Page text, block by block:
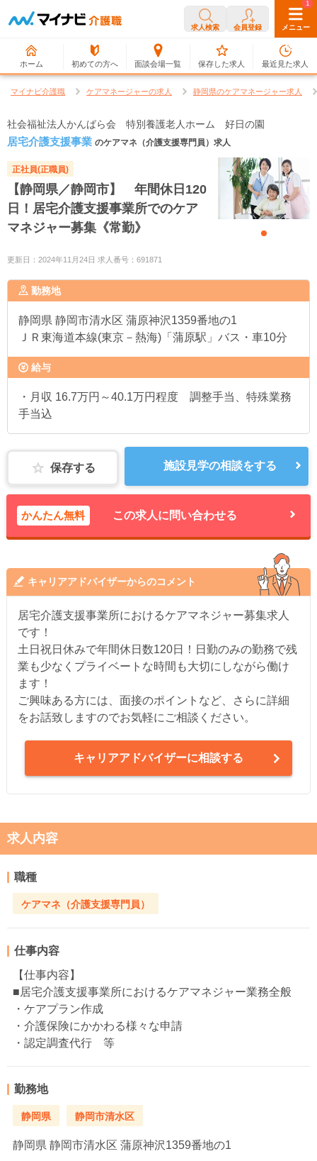
求人検索 会員登録 メニュー
ホーム 初めての方へ 面談会場一覧
0
保存した求人
1
最近見た求人
マイナビ介護職 ケアマネージャーの求人 静岡県のケアマネージャー求人
社会福祉法人かんばら会 特別養護老人ホーム 好日の園
居宅介護支援事業 のケアマネ（介護支援専門員）求人
正社員(正職員)
【静岡県／静岡市】 年間休日120
日！居宅介護支援事業所でのケア
マネジャー募集《常勤》
更新日：2024年11月24日 求人番号：691871
勤務地
静岡県 静岡市清水区 蒲原神沢1359番地の1
ＪＲ東海道本線(東京－熱海)「蒲原駅」バス・車10分
給与
・月収 16.7万円～40.1万円程度 調整手当、特殊業務
手当込
保存する 施設見学の相談をする
かんたん無料 この求人に問い合わせる
キャリアアドバイザーからのコメント
居宅介護支援事業所におけるケアマネジャー募集求人
です！
土日祝日休みで年間休日数120日！日勤のみの勤務で残
業も少なくプライベートな時間も大切にしながら働け
ます！
ご興味ある方には、面接のポイントなど、さらに詳細
をお話致しますのでお気軽にご相談ください。
キャリアアドバイザーに相談する
求人内容
職種
ケアマネ（介護支援専門員）
仕事内容
【仕事内容】
■居宅介護支援事業所におけるケアマネジャー業務全般
・ケアプラン作成
・介護保険にかかわる様々な申請
・認定調査代行 等
勤務地
静岡県 静岡市清水区
静岡県 静岡市清水区 蒲原神沢1359番地の1